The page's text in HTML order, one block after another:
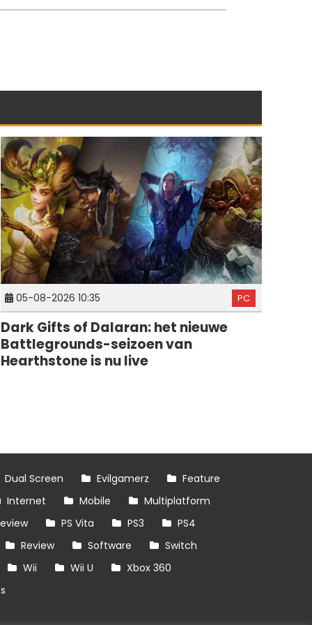
05-08-2026 10:35 PC
Dark Gifts of Dalaran: het nieuwe
Battlegrounds-seizoen van
Hearthstone is nu live
Dual Screen Evilgamerz
Feature
Internet Mobile
Multiplatform
PS Vita PS3
PS4
Review Software
Switch
Wii Wii U
Xbox 360